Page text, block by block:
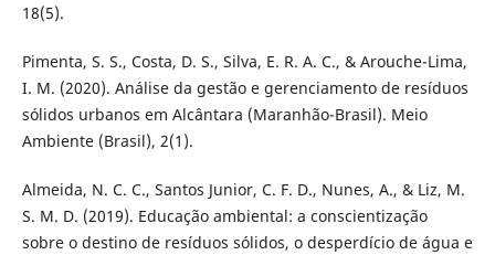
18(5).
Pimenta, S. S., Costa, D. S., Silva, E. R. A. C., & Arouche-Lima,
I. M. (2020). Análise da gestão e gerenciamento de resíduos
sólidos urbanos em Alcântara (Maranhão-Brasil). Meio
Ambiente (Brasil), 2(1).
Almeida, N. C. C., Santos Junior, C. F. D., Nunes, A., & Liz, M.
S. M. D. (2019). Educação ambiental: a conscientização
sobre o destino de resíduos sólidos, o desperdício de água e